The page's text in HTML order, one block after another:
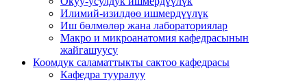
Илимий-изилдөө ишмердүүлүк
Иш бөлмөлөр жана лабораториялар
Макро и микроанатомия кафедрасынын
жайгашуусу
Коомдук саламаттыкты сактоо кафедрасы
Кафедра тууралуу